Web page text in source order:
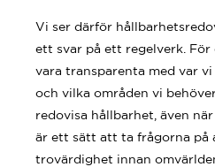
Vi ser därför
ett svar på ett regelverk.
vara transparenta med var
och vilka områden vi
redovisa hållbarhet, även
är ett sätt att ta frågorna på
trovärdighet innan